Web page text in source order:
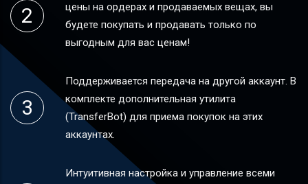
цены на ордерах и продаваемых вещах, вы
будете покупать и продавать только по
выгодным для вас ценам!
Поддерживается передача на другой аккаунт. В
комплекте дополнительная утилита
(TransferBot) для приема покупок на этих
аккаунтах.
Интуитивная настройка и управление всеми